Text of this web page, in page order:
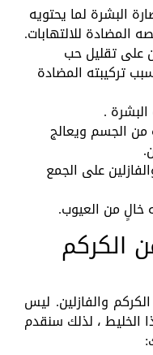
البشرة لما يحتويه
المضادة للالتهابات.
على تقليل حب
تركيبته المضادة
.
الجسم ويعالج
على الجمع
من العيوب.
الكركم
والفازلين. ليس
الخليط ، لذلك سنقدم